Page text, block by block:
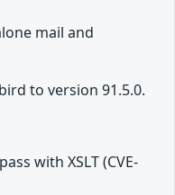
mail and
to version 91.5.0.
with XSLT (CVE-